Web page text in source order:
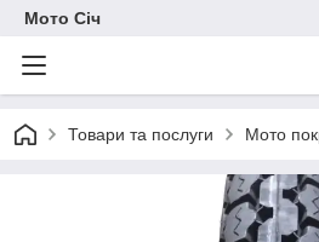
Мото Січ
Товари та послуги Мото